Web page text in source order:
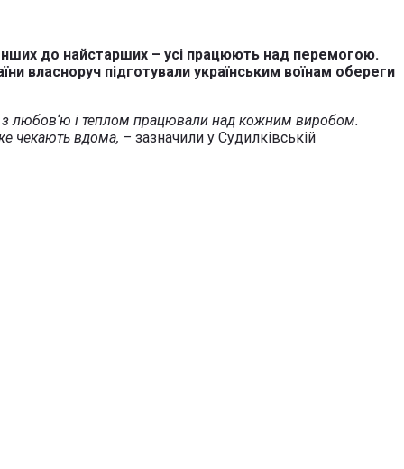
до найстарших – усі працюють над перемогою.
власноруч підготували українським воїнам обереги
з любов‘ю і теплом працювали над кожним виробом.
чекають вдома, – зазначили у Судилківській